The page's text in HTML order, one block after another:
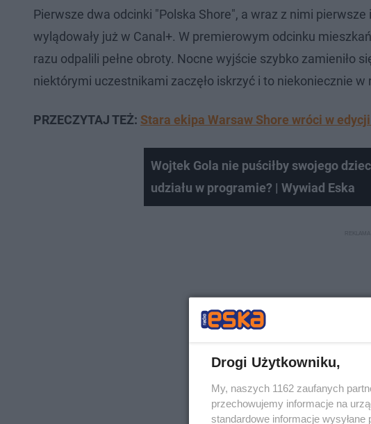
Pierwsze dwa odcinki "Polska Shore", a wraz z nimi
wylądowały już w Canal+. W premierowym odcinku
razu odpalili pełne obroty. Nocne wyjście szybko zamieniło
niektórymi uczestnikami zaczęło iskrzyć i to niekoniecznie w
PRZECZYTAJ TEŻ: Stara ekipa Warsaw Shore wróci w
Wojtek Gola nie puściłby swojego
udziału w programie? | Wywiad Eska
Drogi Użytkowniku,
My, naszych 1162 zaufanych
przechowujemy informacje na
standardowe informacje